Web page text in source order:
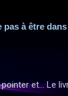
à être
et... Le